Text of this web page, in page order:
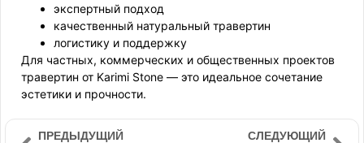
экспертный подход
качественный натуральный травертин
логистику и поддержку
Для частных, коммерческих и общественных проектов
травертин от Karimi Stone — это идеальное сочетание
эстетики и прочности.
ПРЕДЫДУЩИЙ
СЛЕДУЮЩИЙ